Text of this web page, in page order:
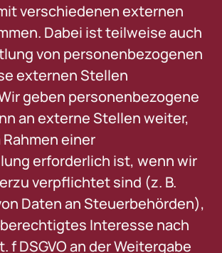
verschiedenen externen
Dabei ist teilweise auch
von personenbezogenen
externen Stellen
geben personenbezogene
an externe Stellen weiter,
einer
erforderlich ist, wenn wir
verpflichtet sind (z. B.
Daten an Steuerbehörden),
Interesse nach
f DSGVO an der Weitergabe